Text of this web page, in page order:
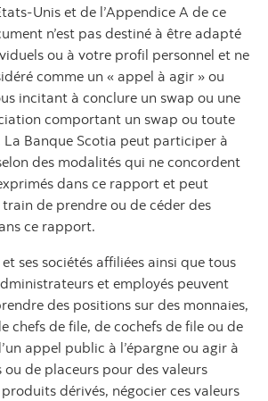
Unis et de l’Appendice A de ce
n’est pas destiné à être adapté
ou à votre profil personnel et ne
comme un « appel à agir » ou
incitant à conclure un swap ou une
comportant un swap ou toute
Banque Scotia peut participer à
des modalités qui ne concordent
dans ce rapport et peut
de prendre ou de céder des
ce rapport.
ses sociétés affiliées ainsi que tous
et employés peuvent
des positions sur des monnaies,
chefs de file, de cochefs de file ou de
appel public à l’épargne ou agir à
de placeurs pour des valeurs
dérivés, négocier ces valeurs